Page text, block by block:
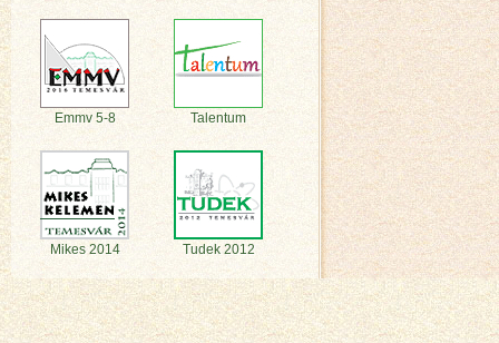
Emmv 5-8 Talentum
Mikes 2014 Tudek 2012